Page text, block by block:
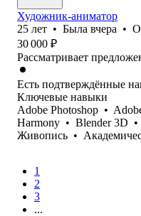
Художник-аниматор
25 лет • Была вчера •
30 000 ₽
Рассматривает
Есть подтверждённые
Ключевые навыки
Adobe Photoshop •
Harmony • Blender 3D •
Живопись •
1
2
3
...